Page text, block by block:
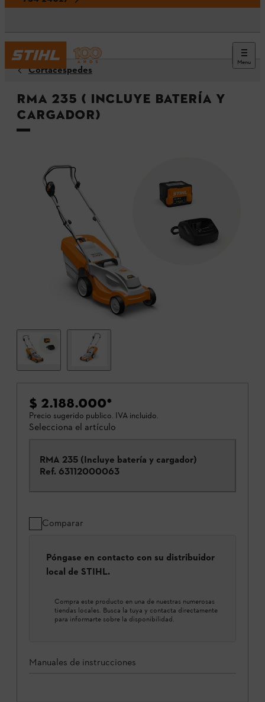
Menu
Cortacéspedes
RMA 235 ( Incluye batería y
cargador)
$ 2.188.000*
Precio sugerido publico. IVA incluido.
Selecciona el artículo
RMA 235 (Incluye batería y cargador)
Ref. 63112000063
Comparar
Póngase en contacto con su distribuidor
local de STIHL.
Compra este producto en una de nuestras numerosas
tiendas locales. Busca la tuya y contacta directamente
para informarte sobre la disponibilidad.
Manuales de instrucciones